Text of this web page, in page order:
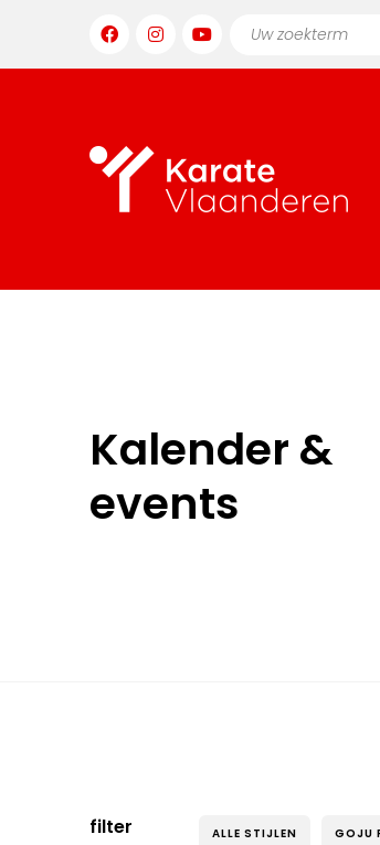
Kalender &
events
filter ALLE STIJLEN GOJU